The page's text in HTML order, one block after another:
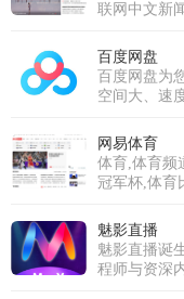
联网中文新
网络媒体，
化的资讯服
准确，解释
量转载。
百度网盘
百度网盘为
空间大、速
网易体育
体育,体育频
冠军杯,体育
魅影直播
魅影直播诞
程师与资深